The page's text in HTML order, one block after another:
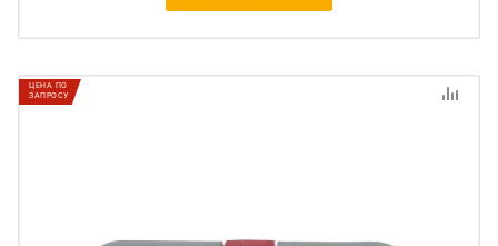
ЦЕНА ПО
ЗАПРОСУ